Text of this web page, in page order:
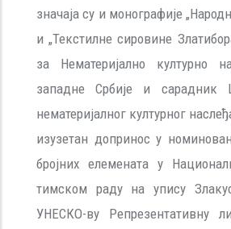
значаја су и монографије
и „Текстилне сировине
за Нематеријално културно
западне Србије и сарадник
нематеријалног културног
изузетан допринос у
бројних елемената у
тимском раду на упису
УНЕСКО-ву Репрезентативну